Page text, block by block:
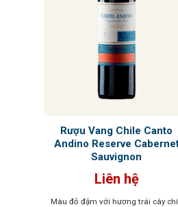
Rượu Vang Chile Canto
Andino Reserve
Sauvignon
Liên hệ
Màu đỏ đậm với hương trái cây